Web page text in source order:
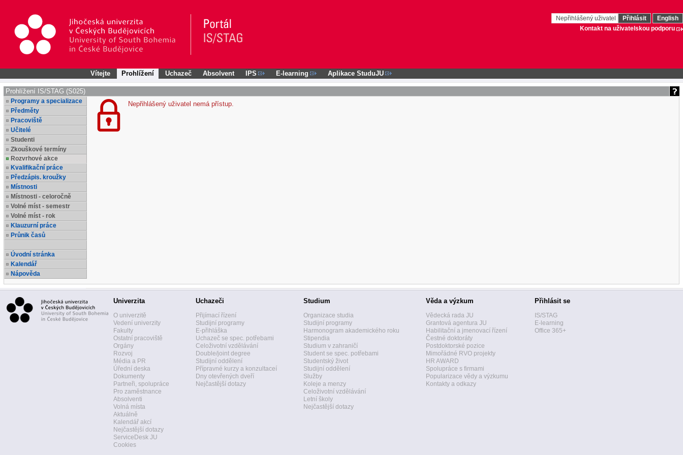
Nepřihlášený uživatel Přihlásit
English
Kontakt na uživatelskou podporu
Vítejte Prohlížení Uchazeč Absolvent IPS E-learning Aplikace StuduJU
Prohlížení IS/STAG (S025)
Programy a specializace
Předměty
Pracoviště
Učitelé
Studenti
Zkouškové termíny
Rozvrhové akce
Kvalifikační práce
Předzápis. kroužky
Místnosti
Místnosti - celoročně
Volné míst - semestr
Volné míst - rok
Klauzurní práce
Průnik časů
Úvodní stránka
Kalendář
Nápověda
Nepřihlášený uživatel nemá přístup.
Univerzita
O univerzitě
Vedení univerzity
Fakulty
Ostatní pracoviště
Orgány
Rozvoj
Média a PR
Úřední deska
Dokumenty
Partneři, spolupráce
Pro zaměstnance
Absolventi
Volná místa
Aktuálně
Kalendář akcí
Nejčastější dotazy
ServiceDesk JU
Cookies
Uchazeči
Přijímací řízení
Studijní programy
E-přihláška
Uchazeč se spec. potřebami
Celoživotní vzdělávání
Double/joint degree
Studijní oddělení
Přípravné kurzy a konzultaceí
Dny otevřených dveří
Nejčastější dotazy
Studium
Organizace studia
Studijní programy
Harmonogram akademického roku
Stipendia
Studium v zahraničí
Student se spec. potřebami
Studentský život
Studijní oddělení
Služby
Koleje a menzy
Celoživotní vzdělávání
Letní školy
Nejčastější dotazy
Věda a výzkum
Vědecká rada JU
Grantová agentura JU
Habilitační a jmenovací řízení
Čestné doktoráty
Postdoktorské pozice
Mimořádné RVO projekty
HR AWARD
Spolupráce s firmami
Popularizace vědy a výzkumu
Kontakty a odkazy
Přihlásit se
IS/STAG
E-learning
Office 365+